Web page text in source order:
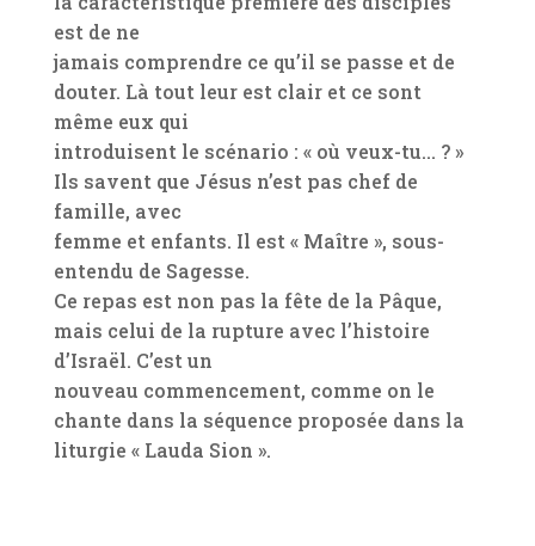
est de ne
jamais comprendre ce qu’il se passe et de
douter. Là tout leur est clair et ce sont
même eux qui
introduisent le scénario : « où veux-tu… ? »
Ils savent que Jésus n’est pas chef de
famille, avec
femme et enfants. Il est « Maître », sous-
entendu de Sagesse.
Ce repas est non pas la fête de la Pâque,
mais celui de la rupture avec l’histoire
d’Israël. C’est un
nouveau commencement, comme on le
chante dans la séquence proposée dans la
liturgie « Lauda Sion ».